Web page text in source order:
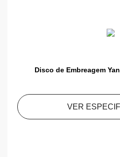
Disco de Embreagem
VER